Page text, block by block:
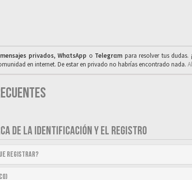
mensajes privados,WhαtsApp o Telegrαm para resolver tus
en internet. De estar en privado no habrías encontrado nada.
DE LA IDENTIFICACIÓN Y EL REGISTRO
registrar?